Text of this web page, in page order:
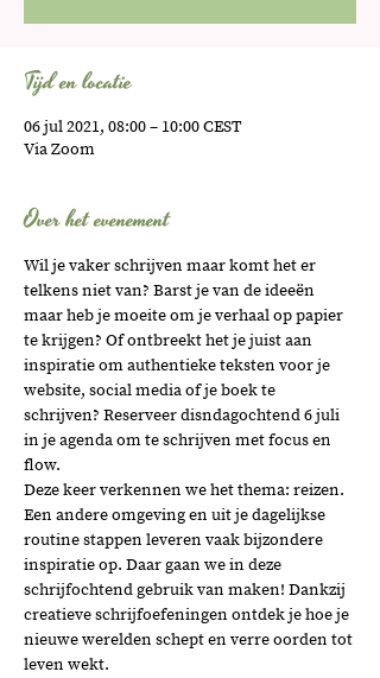
Tijd en locatie
06 jul 2021, 08:00 – 10:00 CEST
Via Zoom
Over het evenement
Wil je vaker schrijven maar komt het er
telkens niet van? Barst je van de ideeën
maar heb je moeite om je verhaal op papier
te krijgen? Of ontbreekt het je juist aan
inspiratie om authentieke teksten voor je
website, social media of je boek te
schrijven? Reserveer disndagochtend 6 juli
in je agenda om te schrijven met focus en
flow.
Deze keer verkennen we het thema: reizen.
Een andere omgeving en uit je dagelijkse
routine stappen leveren vaak bijzondere
inspiratie op. Daar gaan we in deze
schrijfochtend gebruik van maken! Dankzij
creatieve schrijfoefeningen ontdek je hoe je
nieuwe werelden schept en verre oorden tot
leven wekt.